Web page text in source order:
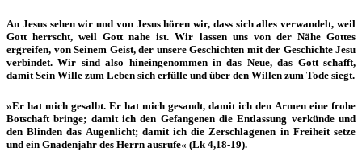
An Jesus sehen wir und von Jesus hören wir, dass sich alles verwandelt, weil
Gott herrscht, weil Gott nahe ist. Wir lassen uns von der Nähe Gottes
ergreifen, von Seinem Geist, der unsere Geschichten mit der Geschichte Jesu
verbindet. Wir sind also hineingenommen in das Neue, das Gott schafft,
damit Sein Wille zum Leben sich erfülle und über den Willen zum Tode siegt.
»Er hat mich gesalbt. Er hat mich gesandt, damit ich den Armen eine frohe
Botschaft bringe; damit ich den Gefangenen die Entlassung verkünde und
den Blinden das Augenlicht; damit ich die Zerschlagenen in Freiheit setze
und ein Gnadenjahr des Herrn ausrufe« (Lk 4,18-19).